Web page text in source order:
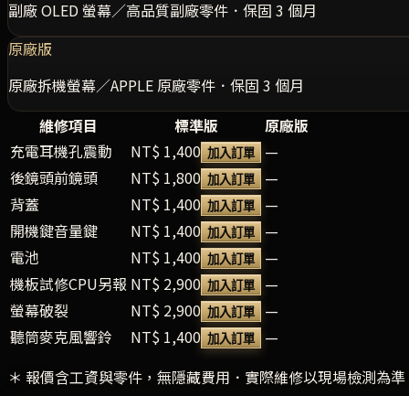
副廠 OLED 螢幕／高品質副廠零件．保固 3 個月
原廠版
原廠拆機螢幕／APPLE 原廠零件．保固 3 個月
維修項目
標準版
原廠版
充電耳機孔震動
NT$ 1,400 加入訂單
—
後鏡頭前鏡頭
NT$ 1,800 加入訂單
—
背蓋
NT$ 1,400 加入訂單
—
開機鍵音量鍵
NT$ 1,400 加入訂單
—
電池
NT$ 1,400 加入訂單
—
機板試修CPU另報 NT$ 2,900 加入訂單
—
螢幕破裂
NT$ 2,900 加入訂單
—
聽筒麥克風響鈴
NT$ 1,400 加入訂單
—
＊ 報價含工資與零件，無隱藏費用．實際維修以現場檢測為